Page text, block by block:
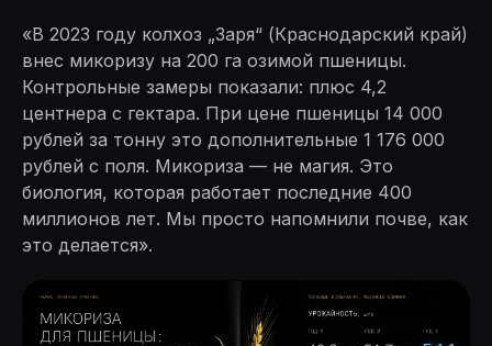
«В 2023 году колхоз „Заря“ (Краснодарский край)
внес микоризу на 200 га озимой пшеницы.
Контрольные замеры показали: плюс 4,2
центнера с гектара. При цене пшеницы 14 000
рублей за тонну это дополнительные 1 176 000
рублей с поля. Микориза — не магия. Это
биология, которая работает последние 400
миллионов лет. Мы просто напомнили почве, как
это делается».